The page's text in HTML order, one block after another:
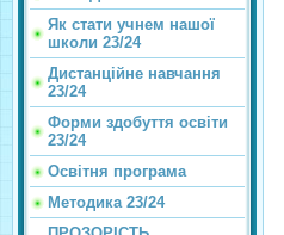
Як стати учнем нашої
школи 23/24
Дистанційне навчання
23/24
Форми здобуття освіти
23/24
Освітня програма
Методика 23/24